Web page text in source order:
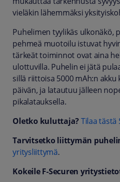
vieläkin lähemmäksi
Puhelimen tyylikäs ulkonäkö,
pehmeä muotoilu istuvat
tärkeät toiminnot ovat aina
ulottuvilla. Puhelin ei jätä
sillä riittoisa 5000 mAh:n
päivän, ja latautuu jälleen
pikalatauksella.
Oletko kuluttaja? Tilaa tästä
Tarvitsetko liittymän
yritysliittymä.
Kokeile F-Securen